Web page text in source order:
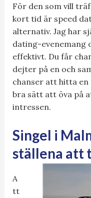
För den som vill
kort tid är speed
alternativ. Jag har
dating-evenemang
effektivt. Du får
dejter på en och
chanser att hitta
bra sätt att öva på
intressen.
Singel i
ställena att
A
tt